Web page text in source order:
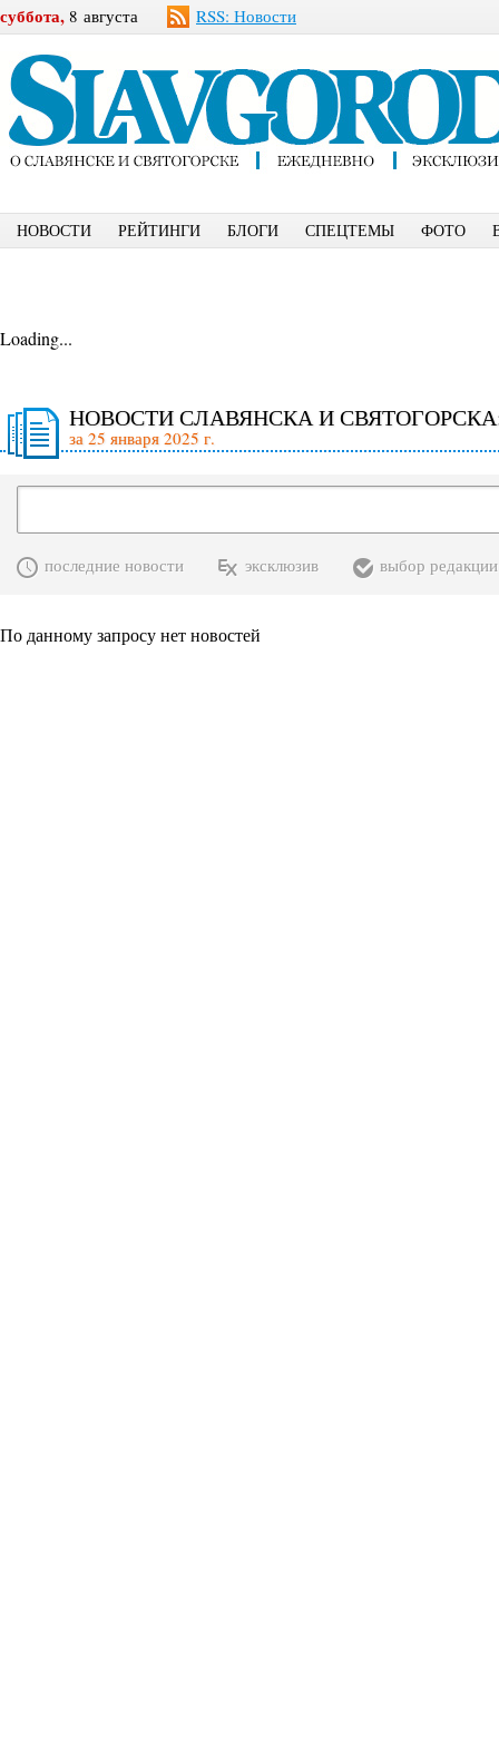
суббота, 8 августа RSS: Новости
НОВОСТИ РЕЙТИНГИ БЛОГИ СПЕЦТЕМЫ ФОТО
Loading...
НОВОСТИ СЛАВЯНСКА И
за 25 января 2025 г.
последние новости эксклюзив выбор редакции
По данному запросу нет новостей